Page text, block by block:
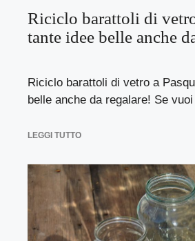
Riciclo barattoli di
tante idee belle anche
Riciclo barattoli di vetro a
belle anche da regalare! Se
LEGGI TUTTO